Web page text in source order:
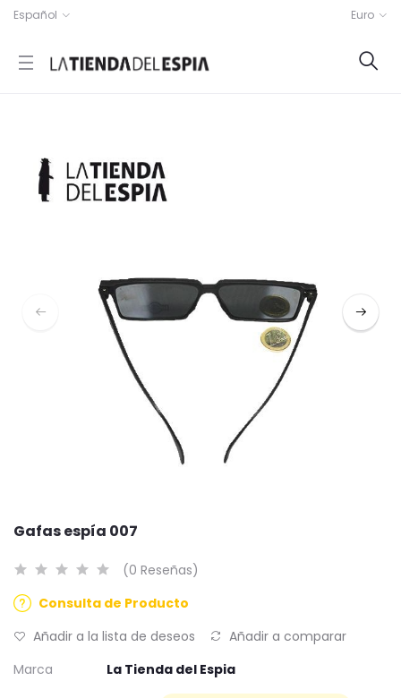
Español Euro
Gafas espía 007
(0 Reseñas)
Consulta de Producto
Añadir a la lista de deseos
Añadir a comparar
Marca
La Tienda del Espia